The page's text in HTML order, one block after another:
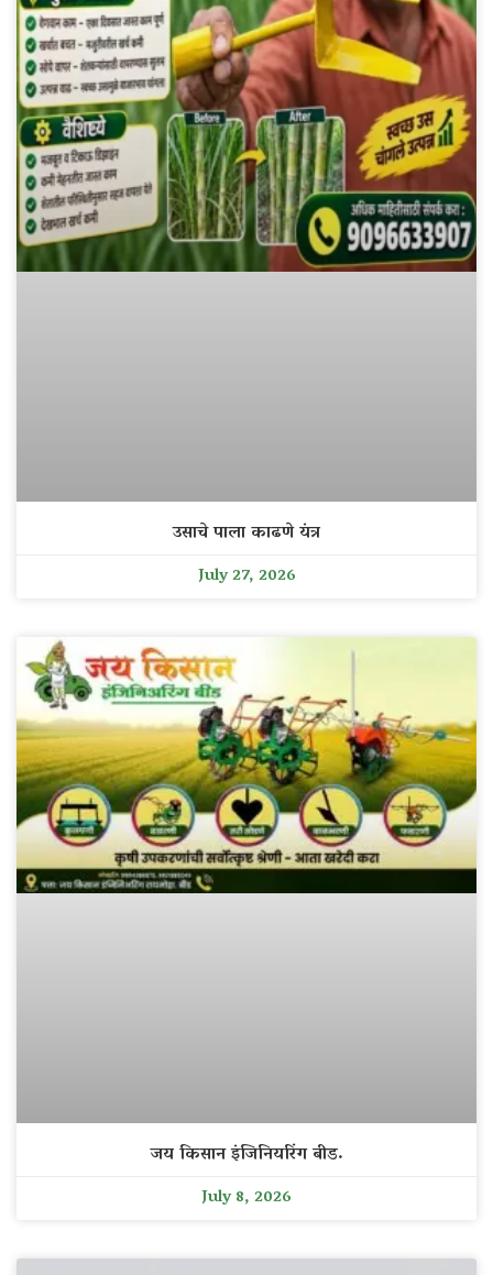
उसाचे पाला काढणे यंत्र
July 27, 2026
जय किसान इंजिनियरिंग बीड.
July 8, 2026